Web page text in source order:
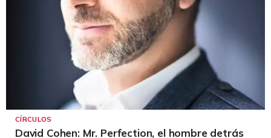
CÍRCULOS
David Cohen: Mr. Perfection, el hombre detrás